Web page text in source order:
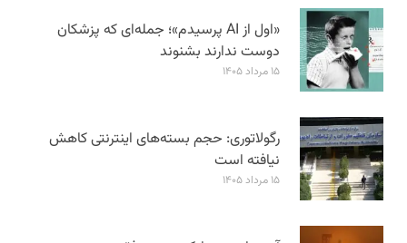
«اول از AI پرسیدم»؛ جمله‌ای که پزشکان
دوست ندارند بشنوند
۱۵ مرداد ۱۴۰۵
رگولاتوری: حجم بسته‌های اینترنتی کاهش
نیافته است
۱۵ مرداد ۱۴۰۵